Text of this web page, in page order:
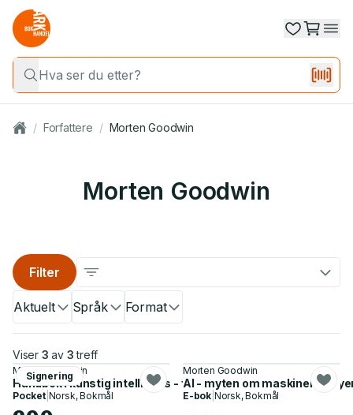
/ Forfattere / Morten Goodwin
Morten Goodwin
Aktuelt Språk Format
Filter
Viser 3 av 3 treff
Signering
Morten Goodwin
Håndbok i kunstig intelligens - for studenter og ansatte i
Pocket| Norsk, Bokmål
Morten Goodwin
AI - myten om maskinene
E-bok Norsk, Bokmål